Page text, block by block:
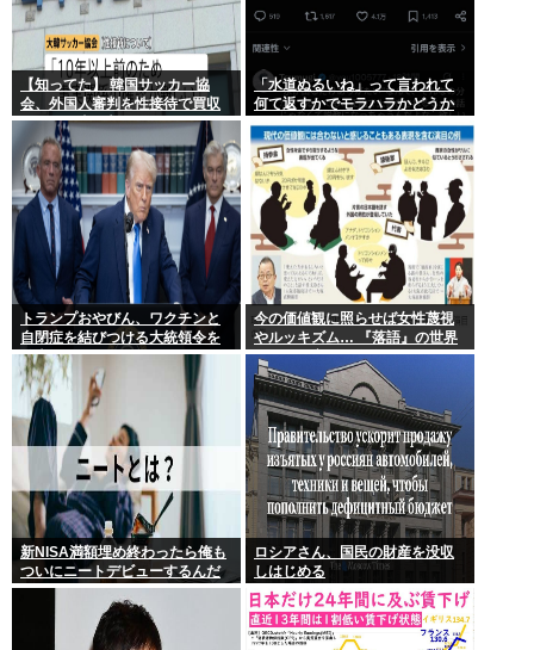
【知ってた】 韓国サッカー協
会、外国人審判を性接待で買収
していた事が判明
「水道ぬるいね」って言われて
何て返すかでモラハラかどうか
わかるらしいwww
トランプおやびん、ワクチンと
自閉症を結びつける大統領令を
発表へ、
今の価値観に照らせば女性蔑視
やルッキズム… 『落語』の世界
もセリフ変更や改作、現代にふ
さわしい表現模索の動き
新NISA満額埋め終わったら俺も
ついにニートデビューするんだ
がアドバイスある?
ロシアさん、国民の財産を没収
しはじめる